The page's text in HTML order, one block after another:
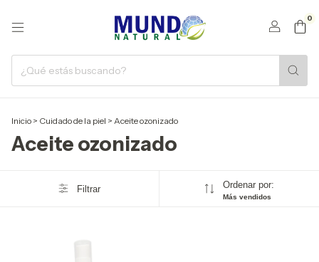
0
Inicio > Cuidado de la piel > Aceite ozonizado
Aceite ozonizado
Filtrar Ordenar por:
Más vendidos